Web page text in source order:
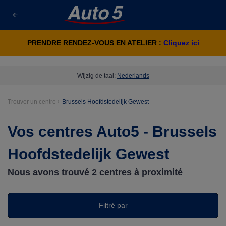
PRENDRE RENDEZ-VOUS EN ATELIER : Cliquez ici
Trouver un centre Brussels Hoofdstedelijk Gewest
Wijzig de taal: Nederlands
Vos centres Auto5 - Brussels
Hoofdstedelijk Gewest
Nous avons trouvé 2 centres à proximité
Filtré par